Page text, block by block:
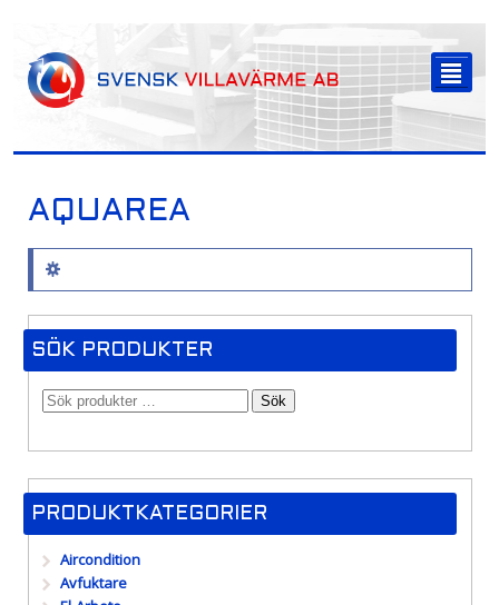
²
AQUAREA
SÖK PRODUKTER
Sök
PRODUKTKATEGORIER
Aircondition
Avfuktare